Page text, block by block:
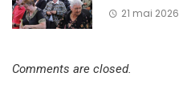
21 mai 2026
Comments are closed.